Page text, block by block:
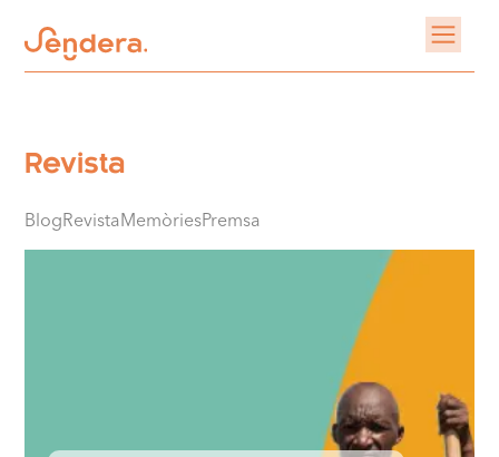
Revista
BlogRevistaMemòriesPremsa